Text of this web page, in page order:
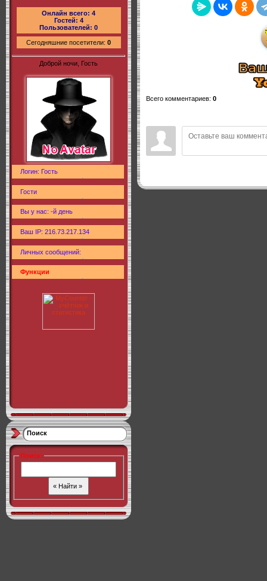
Онлайн всего: 4
Гостей: 4
Пользователей: 0
Сегодняшние посетители: 0
Доброй ночи, Гость
Логин: Гость
Гости
Вы у нас: -й день
Ваш IP: 216.73.217.134
Личных сообщений:
Функции
Поиск
Поиск:
Всего комментариев: 0